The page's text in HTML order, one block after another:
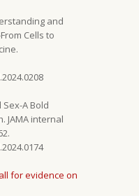
and
Cells to
Sex-A Bold
JAMA internal
for evidence on